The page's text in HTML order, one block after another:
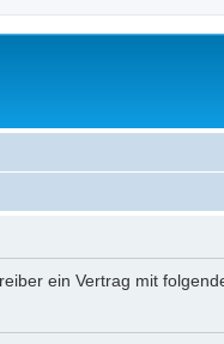
ein Vertrag mit